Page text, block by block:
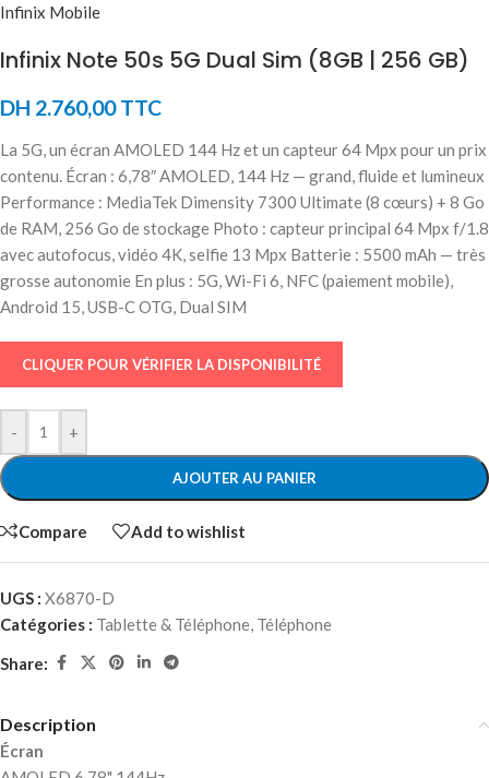
Infinix Mobile
Infinix Note 50s 5G Dual Sim (8GB | 256 GB)
DH 2.760,00TTC
La 5G, un écran AMOLED 144 Hz et un capteur 64 Mpx pour un prix
contenu. Écran : 6,78″ AMOLED, 144 Hz — grand, fluide et lumineux
Performance : MediaTek Dimensity 7300 Ultimate (8 cœurs) + 8 Go
de RAM, 256 Go de stockage Photo : capteur principal 64 Mpx f/1.8
avec autofocus, vidéo 4K, selfie 13 Mpx Batterie : 5500 mAh — très
grosse autonomie En plus : 5G, Wi-Fi 6, NFC (paiement mobile),
Android 15, USB-C OTG, Dual SIM
CLIQUER POUR VÉRIFIER LA DISPONIBILITÉ
- +
AJOUTER AU PANIER
Compare Add to wishlist
UGS : X6870-D
Catégories : Tablette & Téléphone, Téléphone
Share:
Description
Écran